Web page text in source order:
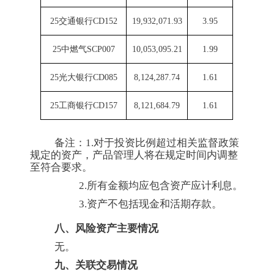
25交通银行CD152 19,932,071.93 3.95
25中燃气SCP007 10,053,095.21 1.99
25光大银行CD085 8,124,287.74 1.61
25工商银行CD157 8,121,684.79 1.61
备注：1.对于投资比例超过相关监督政策
规定的资产，产品管理人将在规定时间内调整
至符合要求。
2.所有金额均应包含资产应计利息。
3.资产不包括现金和活期存款。
八、风险资产主要情况
无。
九、关联交易情况